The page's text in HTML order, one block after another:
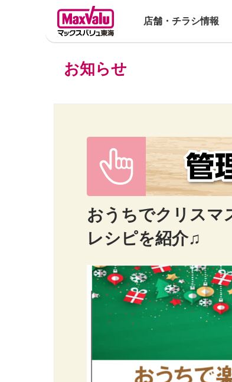
店舗・チラシ情報
お知らせ
おうちでクリスマ
レシピを紹介♫